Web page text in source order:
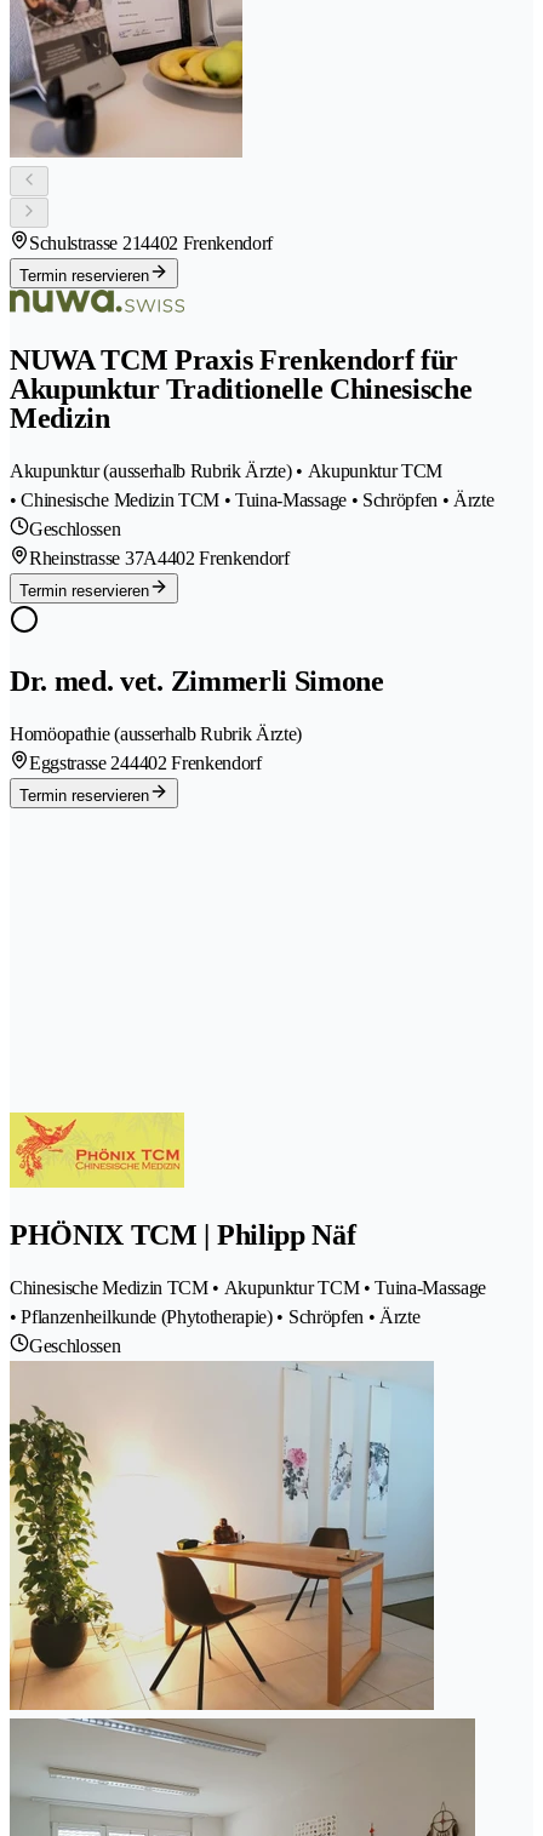
Schulstrasse 214402 Frenkendorf
Termin reservieren
NUWA TCM Praxis Frenkendorf für
Akupunktur Traditionelle Chinesische
Medizin
Akupunktur (ausserhalb Rubrik Ärzte) • Akupunktur TCM
• Chinesische Medizin TCM • Tuina-Massage • Schröpfen • Ärzte
Geschlossen
Rheinstrasse 37A4402 Frenkendorf
Termin reservieren
Dr. med. vet. Zimmerli Simone
Homöopathie (ausserhalb Rubrik Ärzte)
Eggstrasse 244402 Frenkendorf
Termin reservieren
PHÖNIX TCM | Philipp Näf
Chinesische Medizin TCM • Akupunktur TCM • Tuina-Massage
• Pflanzenheilkunde (Phytotherapie) • Schröpfen • Ärzte
Geschlossen